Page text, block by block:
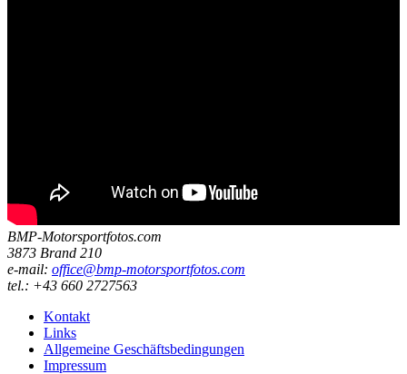
BMP-Motorsportfotos.com
3873 Brand 210
e-mail: office@bmp-motorsportfotos.com
tel.: +43 660 2727563
Kontakt
Links
Allgemeine Geschäftsbedingungen
Impressum